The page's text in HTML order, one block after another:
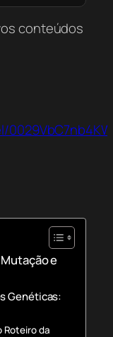
conteúdos
e
Genéticas:
Roteiro da